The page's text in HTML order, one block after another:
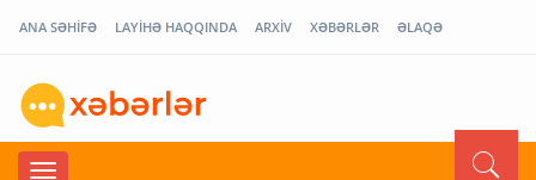
ANA SƏHİFƏ LAYİHƏ HAQQINDA ARXİV XƏBƏRLƏR ƏLAQƏ